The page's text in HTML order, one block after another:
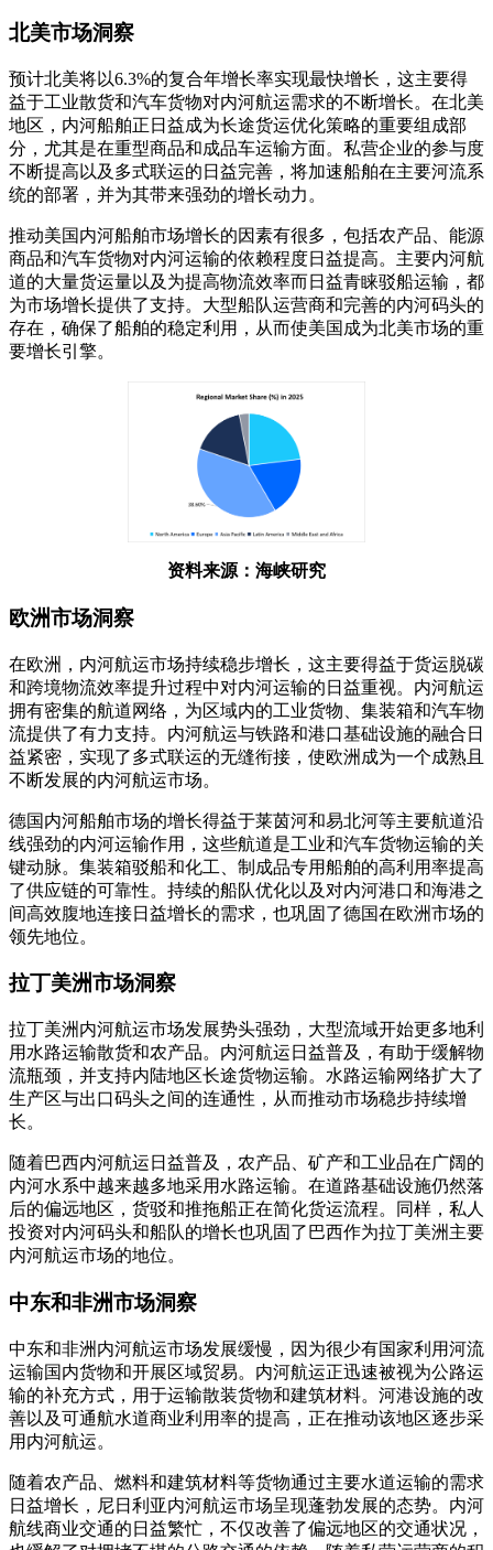
北美市场洞察
预计北美将以6.3%的复合年增长率实现最快增长，这主要得
益于工业散货和汽车货物对内河航运需求的不断增长。在北美
地区，内河船舶正日益成为长途货运优化策略的重要组成部
分，尤其是在重型商品和成品车运输方面。私营企业的参与度
不断提高以及多式联运的日益完善，将加速船舶在主要河流系
统的部署，并为其带来强劲的增长动力。
推动美国内河船舶市场增长的因素有很多，包括农产品、能源
商品和汽车货物对内河运输的依赖程度日益提高。主要内河航
道的大量货运量以及为提高物流效率而日益青睐驳船运输，都
为市场增长提供了支持。大型船队运营商和完善的内河码头的
存在，确保了船舶的稳定利用，从而使美国成为北美市场的重
要增长引擎。
资料来源：海峡研究
欧洲市场洞察
在欧洲，内河航运市场持续稳步增长，这主要得益于货运脱碳
和跨境物流效率提升过程中对内河运输的日益重视。内河航运
拥有密集的航道网络，为区域内的工业货物、集装箱和汽车物
流提供了有力支持。内河航运与铁路和港口基础设施的融合日
益紧密，实现了多式联运的无缝衔接，使欧洲成为一个成熟且
不断发展的内河航运市场。
德国内河船舶市场的增长得益于莱茵河和易北河等主要航道沿
线强劲的内河运输作用，这些航道是工业和汽车货物运输的关
键动脉。集装箱驳船和化工、制成品专用船舶的高利用率提高
了供应链的可靠性。持续的船队优化以及对内河港口和海港之
间高效腹地连接日益增长的需求，也巩固了德国在欧洲市场的
领先地位。
拉丁美洲市场洞察
拉丁美洲内河航运市场发展势头强劲，大型流域开始更多地利
用水路运输散货和农产品。内河航运日益普及，有助于缓解物
流瓶颈，并支持内陆地区长途货物运输。水路运输网络扩大了
生产区与出口码头之间的连通性，从而推动市场稳步持续增
长。
随着巴西内河航运日益普及，农产品、矿产和工业品在广阔的
内河水系中越来越多地采用水路运输。在道路基础设施仍然落
后的偏远地区，货驳和推拖船正在简化货运流程。同样，私人
投资对内河码头和船队的增长也巩固了巴西作为拉丁美洲主要
内河航运市场的地位。
中东和非洲市场洞察
中东和非洲内河航运市场发展缓慢，因为很少有国家利用河流
运输国内货物和开展区域贸易。内河航运正迅速被视为公路运
输的补充方式，用于运输散装货物和建筑材料。河港设施的改
善以及可通航水道商业利用率的提高，正在推动该地区逐步采
用内河航运。
随着农产品、燃料和建筑材料等货物通过主要水道运输的需求
日益增长，尼日利亚内河航运市场呈现蓬勃发展的态势。内河
航线商业交通的日益繁忙，不仅改善了偏远地区的交通状况，